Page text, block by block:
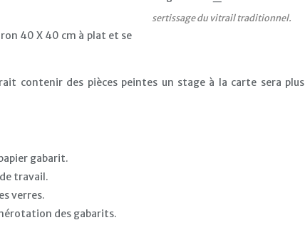
sertissage du vitrail traditionnel.
40 X 40 cm à plat et se
contenir des pièces peintes un stage à la carte sera plus
gabarit.
travail.
verres.
des gabarits.